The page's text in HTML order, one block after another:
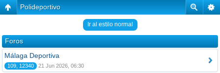
Polideportivo
Ir al estilo normal
Foros
Málaga Deportiva
109, 12340 21 Jun 2026, 06:30